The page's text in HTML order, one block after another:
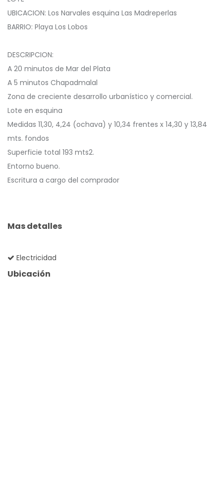
UBICACION: Los Narvales esquina Las Madreperlas
BARRIO: Playa Los Lobos
DESCRIPCION:
A 20 minutos de Mar del Plata
A 5 minutos Chapadmalal
Zona de creciente desarrollo urbanístico y comercial.
Lote en esquina
Medidas 11,30, 4,24 (ochava) y 10,34 frentes x 14,30 y 13,84
mts. fondos
Superficie total 193 mts2.
Entorno bueno.
Escritura a cargo del comprador
Mas detalles
Electricidad
Ubicación